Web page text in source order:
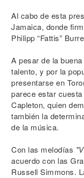
Al cabo de esta
Jamaica, donde
Philipp “Fattis”
A pesar de la
talento, y por la
presentarse en
parece estar
Capleton, quien
también la
de la música.
Con las melodías
acuerdo con las
Russell Simmons.